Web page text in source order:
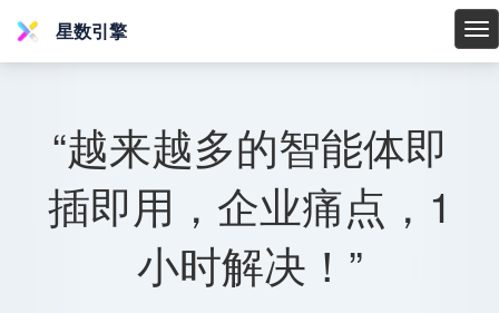
星
星数引擎
“越来越多的智能体即
插即用，企业痛点，1
小时解决！”